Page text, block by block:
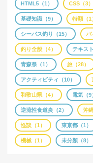
HTML5（1） CSS（3）
基礎知識（9） 特類（1
シーバス釣り（15） バ
釣り全般（4） テキス
青森県（1） 旅（28）
アクティビティ（10）
和歌山県（4） 電気（9
逆流性食道炎（2） 沖
怪談（1） 東京都（1）
機械（1） 未分類（8）